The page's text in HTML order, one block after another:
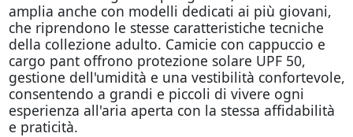
amplia anche con modelli dedicati ai più giovani,
che riprendono le stesse caratteristiche tecniche
della collezione adulto. Camicie con cappuccio e
cargo pant offrono protezione solare UPF 50,
gestione dell'umidità e una vestibilità confortevole,
consentendo a grandi e piccoli di vivere ogni
esperienza all'aria aperta con la stessa affidabilità
e praticità.